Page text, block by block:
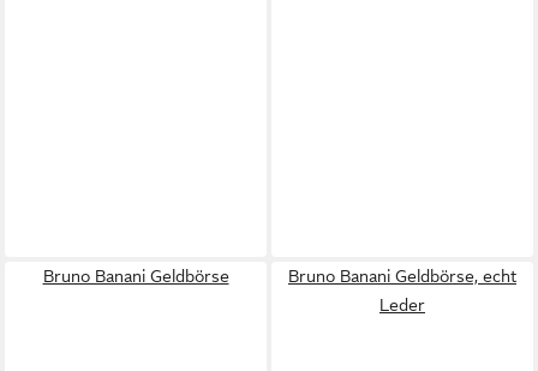
Bruno Banani Geldbörse
Bruno Banani Geldbörse, echt
Leder